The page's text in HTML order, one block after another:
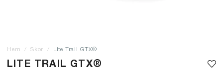
Hem Skor Lite Trail GTX®
LITE TRAIL GTX®